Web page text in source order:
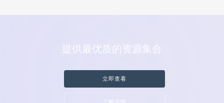
提供最优质的资源集合
立即查看